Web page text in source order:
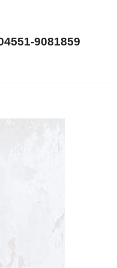
9081859